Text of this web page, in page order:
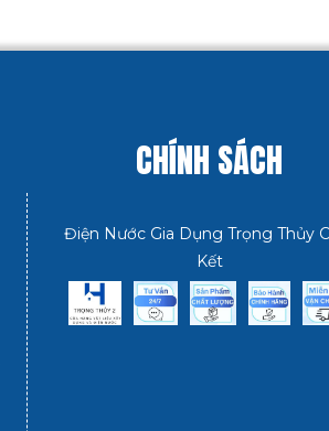
CHÍNH SÁCH
Điện Nước Gia Dụng Trọng Thủy
Kết